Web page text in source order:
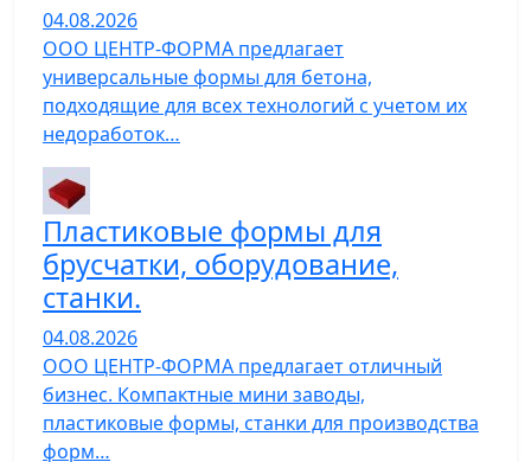
04.08.2026
ООО ЦЕНТР-ФОРМА предлагает
универсальные формы для бетона,
подходящие для всех технологий с учетом их
недоработок…
Пластиковые формы для
брусчатки, оборудование,
станки.
04.08.2026
ООО ЦЕНТР-ФОРМА предлагает отличный
бизнес. Компактные мини заводы,
пластиковые формы, станки для производства
форм…